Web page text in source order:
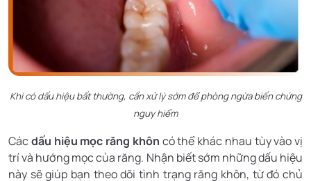
Khi có dấu hiệu bất thường, cần xử lý sớm để phòng ngừa biến chứng
nguy hiểm
Các dấu hiệu mọc răng khôn có thể khác nhau tùy vào vị
trí và hướng mọc của răng. Nhận biết sớm những dấu hiệu
này sẽ giúp bạn theo dõi tình trạng răng khôn, từ đó chủ